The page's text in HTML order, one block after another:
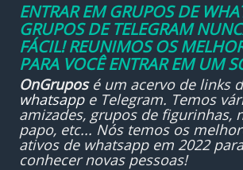
ENTRAR EM GRUPOS DE
GRUPOS DE TELEGRAM
FÁCIL! REUNIMOS OS
PARA VOCÊ ENTRAR EM UM
OnGruposé um acervo de links
whatsappe Telegram. Temos
amizades, grupos de figurinhas,
papo, etc... Nós temos os
ativos de whatsapp em 2022
conhecer novas pessoas!